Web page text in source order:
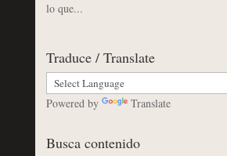
lo que...
Traduce / Translate
Powered by Translate
Busca contenido